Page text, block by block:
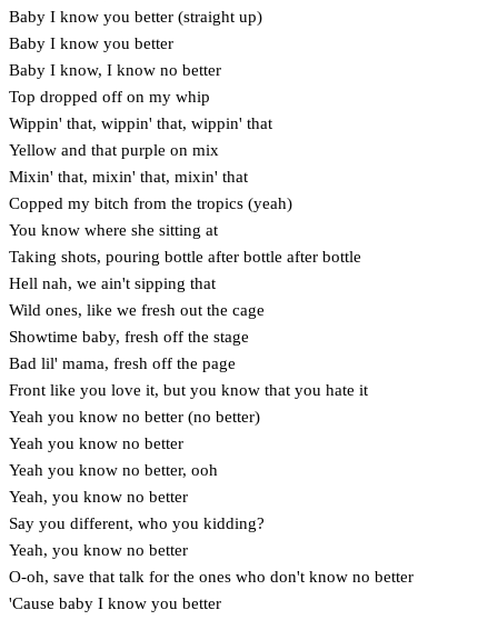
Baby I know you better (straight up)
Baby I know you better
Baby I know, I know no better
Top dropped off on my whip
Wippin' that, wippin' that, wippin' that
Yellow and that purple on mix
Mixin' that, mixin' that, mixin' that
Copped my bitch from the tropics (yeah)
You know where she sitting at
Taking shots, pouring bottle after bottle after bottle
Hell nah, we ain't sipping that
Wild ones, like we fresh out the cage
Showtime baby, fresh off the stage
Bad lil' mama, fresh off the page
Front like you love it, but you know that you hate it
Yeah you know no better (no better)
Yeah you know no better
Yeah you know no better, ooh
Yeah, you know no better
Say you different, who you kidding?
Yeah, you know no better
O-oh, save that talk for the ones who don't know no better
'Cause baby I know you better